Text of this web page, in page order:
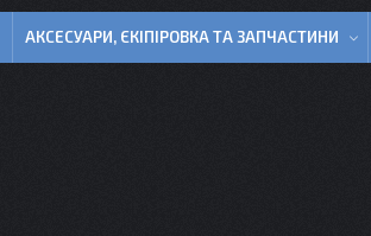
АКСЕСУАРИ, ЄКІПІРОВКА ТА ЗАПЧАСТИНИ